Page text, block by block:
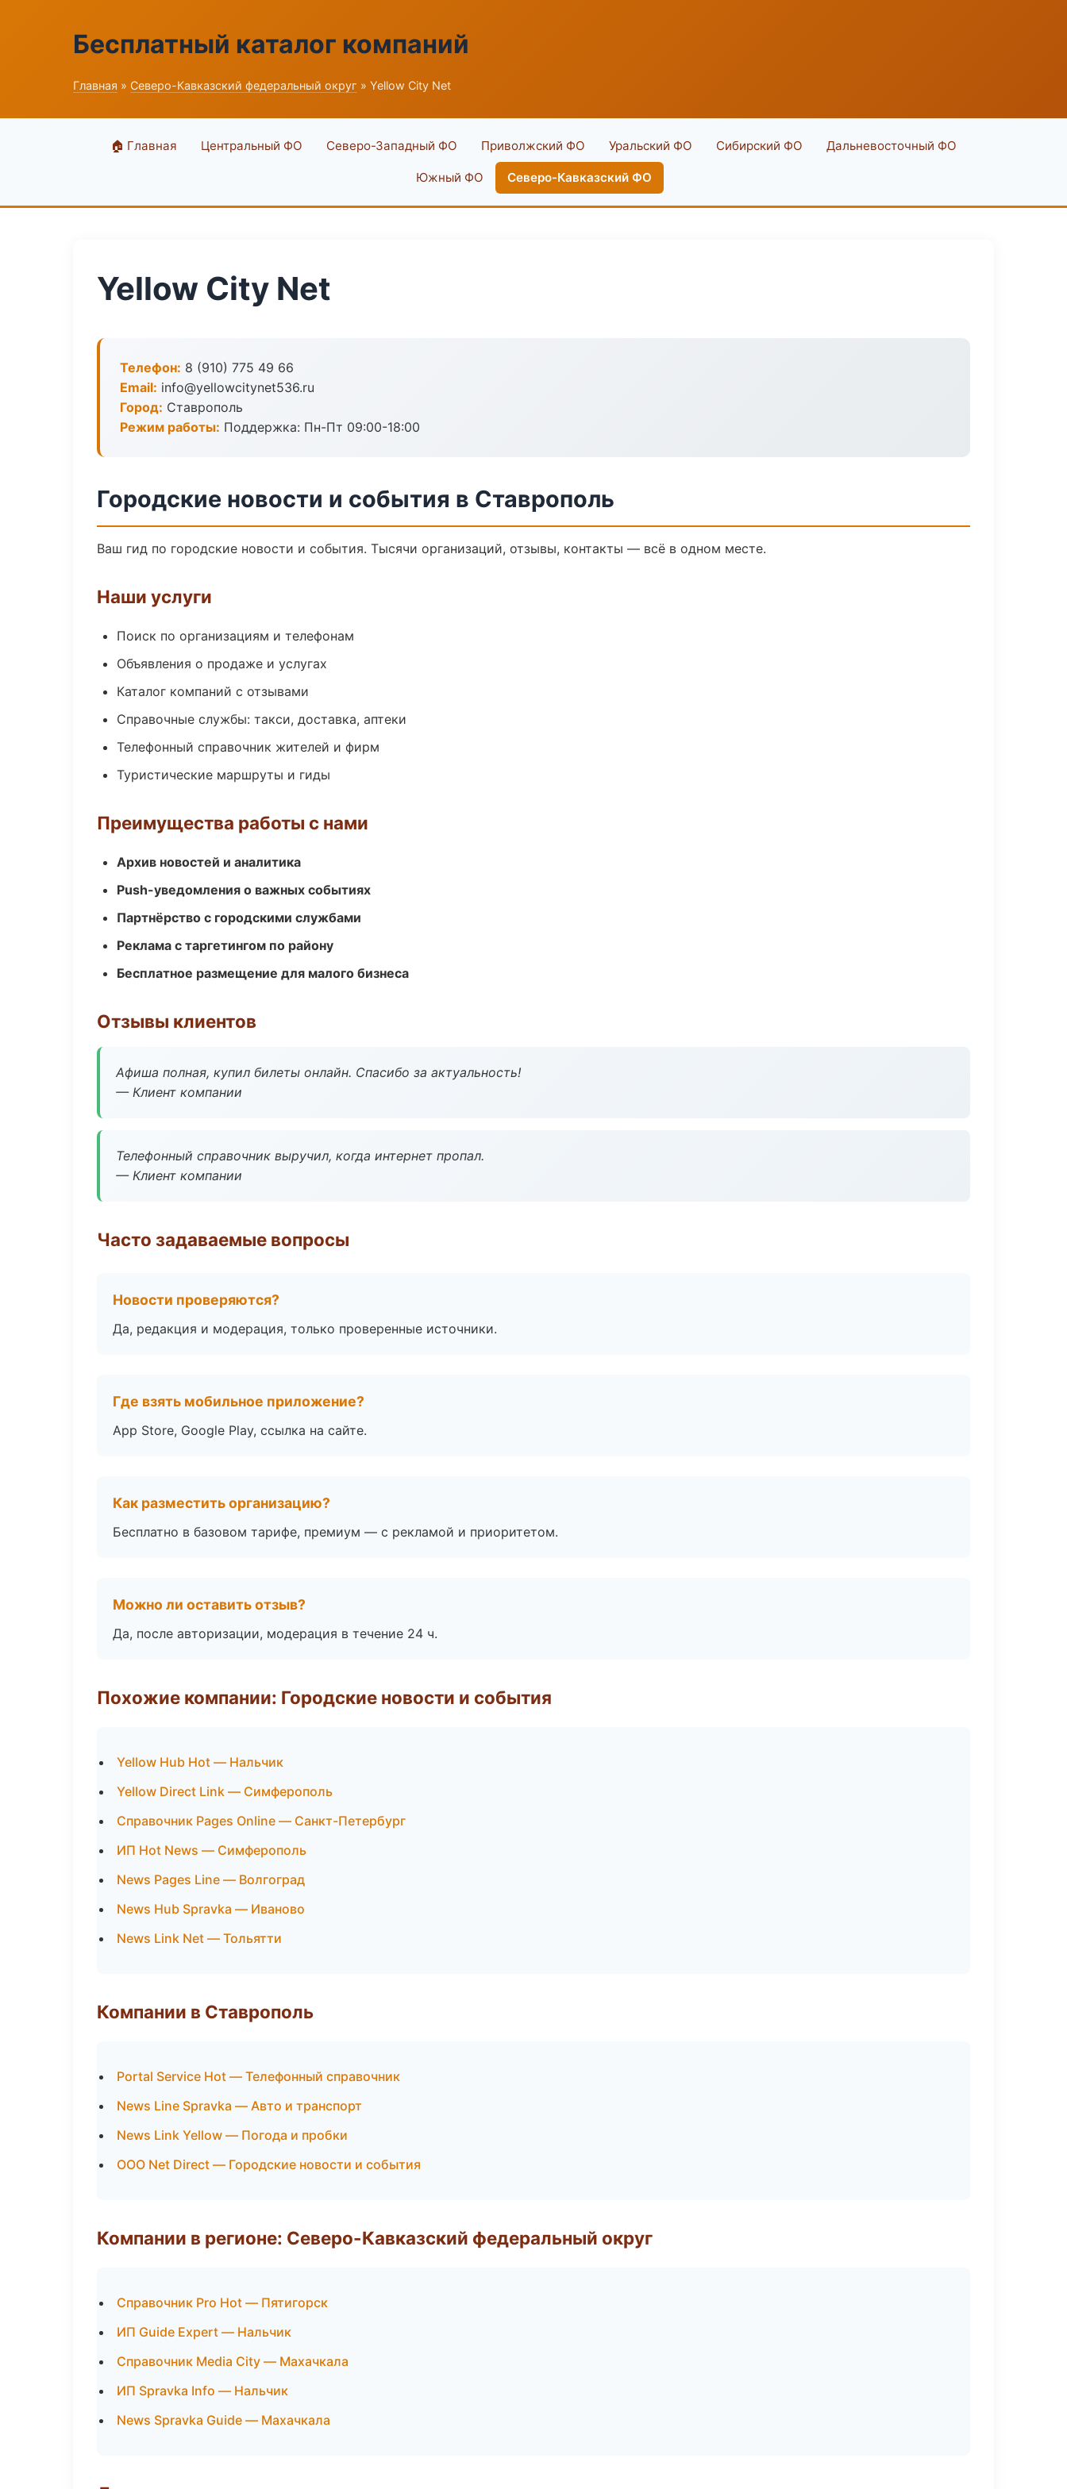
Бесплатный каталог компаний
Главная » Северо-Кавказский федеральный округ » Yellow City Net
🏠 Главная Центральный ФО Северо-Западный ФО Приволжский ФО Уральский ФО Сибирский ФО Дальневосточный ФО
Южный ФО Северо-Кавказский ФО
Yellow City Net
Телефон: 8 (910) 775 49 66
Email: info@yellowcitynet536.ru
Город: Ставрополь
Режим работы: Поддержка: Пн-Пт 09:00-18:00
Городские новости и события в Ставрополь
Ваш гид по городские новости и события. Тысячи организаций, отзывы, контакты — всё в одном месте.
Наши услуги
Поиск по организациям и телефонам
Объявления о продаже и услугах
Каталог компаний с отзывами
Справочные службы: такси, доставка, аптеки
Телефонный справочник жителей и фирм
Туристические маршруты и гиды
Преимущества работы с нами
Архив новостей и аналитика
Push-уведомления о важных событиях
Партнёрство с городскими службами
Реклама с таргетингом по району
Бесплатное размещение для малого бизнеса
Отзывы клиентов
Афиша полная, купил билеты онлайн. Спасибо за актуальность!
— Клиент компании
Телефонный справочник выручил, когда интернет пропал.
— Клиент компании
Часто задаваемые вопросы
Новости проверяются?
Да, редакция и модерация, только проверенные источники.
Где взять мобильное приложение?
App Store, Google Play, ссылка на сайте.
Как разместить организацию?
Бесплатно в базовом тарифе, премиум — с рекламой и приоритетом.
Можно ли оставить отзыв?
Да, после авторизации, модерация в течение 24 ч.
Похожие компании: Городские новости и события
Yellow Hub Hot — Нальчик
Yellow Direct Link — Симферополь
Справочник Pages Online — Санкт-Петербург
ИП Hot News — Симферополь
News Pages Line — Волгоград
News Hub Spravka — Иваново
News Link Net — Тольятти
Компании в Ставрополь
Portal Service Hot — Телефонный справочник
News Line Spravka — Авто и транспорт
News Link Yellow — Погода и пробки
ООО Net Direct — Городские новости и события
Компании в регионе: Северо-Кавказский федеральный округ
Справочник Pro Hot — Пятигорск
ИП Guide Expert — Нальчик
Справочник Media City — Махачкала
ИП Spravka Info — Нальчик
News Spravka Guide — Махачкала